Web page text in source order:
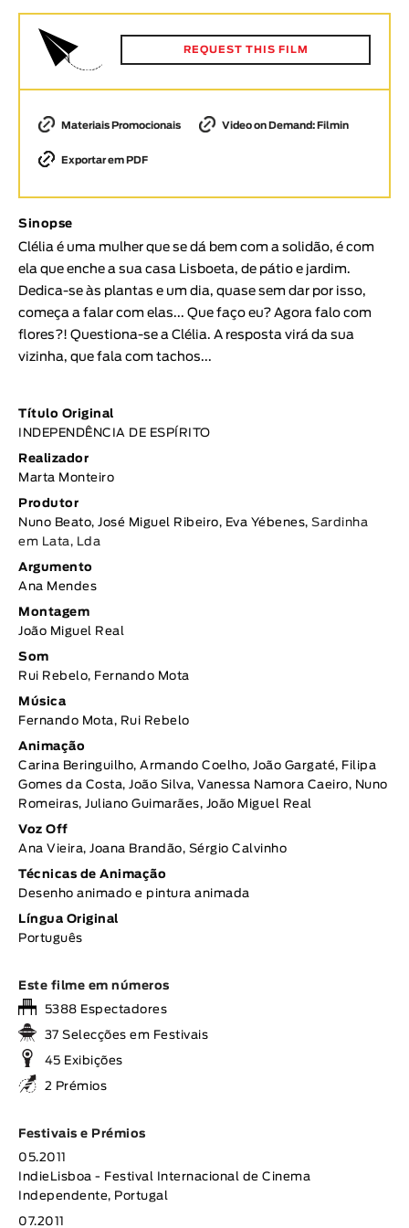
Animar
DURAÇÃO
< / >
GÉNERO
Ficção
Animação
Experimental
Documentário
TÓPICOS
Tópicos selecionados
REQUEST THIS FILM
Materiais Promocionais Video on Demand: Filmin
Exportar em PDF
Sinopse
Clélia é uma mulher que se dá bem com a solidão, é com
ela que enche a sua casa Lisboeta, de pátio e jardim.
Dedica-se às plantas e um dia, quase sem dar por isso,
começa a falar com elas... Que faço eu? Agora falo com
flores?! Questiona-se a Clélia. A resposta virá da sua
vizinha, que fala com tachos...
Título Original
INDEPENDÊNCIA DE ESPÍRITO
Realizador
Marta Monteiro
Produtor
Nuno Beato, José Miguel Ribeiro, Eva Yébenes, Sardinha
em Lata, Lda
Argumento
Ana Mendes
Montagem
João Miguel Real
Som
Rui Rebelo, Fernando Mota
Música
Fernando Mota, Rui Rebelo
Animação
Carina Beringuilho, Armando Coelho, João Gargaté, Filipa
Gomes da Costa, João Silva, Vanessa Namora Caeiro, Nuno
Romeiras, Juliano Guimarães, João Miguel Real
Voz Off
Ana Vieira, Joana Brandão, Sérgio Calvinho
Técnicas de Animação
Desenho animado e pintura animada
Língua Original
Português
Este filme em números
5388 Espectadores
37 Selecções em Festivais
45 Exibições
2 Prémios
Festivais e Prémios
05.2011
IndieLisboa - Festival Internacional de Cinema
Independente, Portugal
07.2011